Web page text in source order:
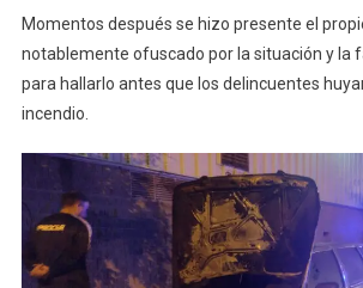
Momentos después se hizo presente el
notablemente ofuscado por la situación y la
para hallarlo antes que los delincuentes
incendio.